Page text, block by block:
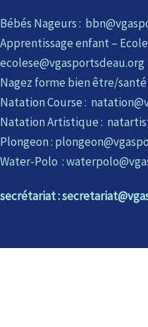
Bébés Nageurs :
Apprentissage enfant –
ecolese@vgasportsdeau.org
Nagez forme bien être/
Natation Course :
Natation Artistique :
Plongeon :
Water-Polo :
secrétariat :